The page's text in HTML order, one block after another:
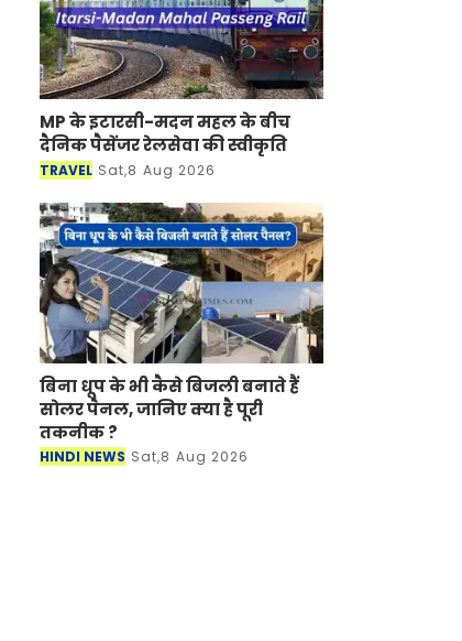
MP के इटारसी-मदन महल के बीच
दैनिक पैसेंजर रेलसेवा की स्वीकृति
TRAVEL Sat,8 Aug 2026
बिना धूप के भी कैसे बिजली बनाते हैं
सोलर पैनल, जानिए क्या है पूरी
तकनीक ?
HINDI NEWS Sat,8 Aug 2026